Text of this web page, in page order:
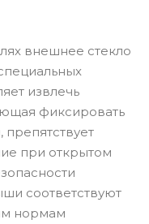
внешнее стекло
извлечь
фиксировать
при открытом
соответствуют
нормам